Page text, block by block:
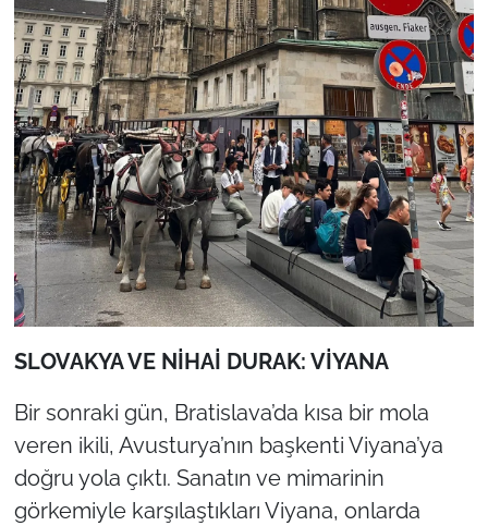
SLOVAKYA VE NİHAİ DURAK: VİYANA
Bir sonraki gün, Bratislava’da kısa bir mola
veren ikili, Avusturya’nın başkenti Viyana’ya
doğru yola çıktı. Sanatın ve mimarinin
görkemiyle karşılaştıkları Viyana, onlarda